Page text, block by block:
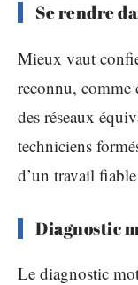
Se rendre
Mieux vaut
reconnu, comme
des réseaux
techniciens
d’un travail
Diagnostic
Le diagnostic